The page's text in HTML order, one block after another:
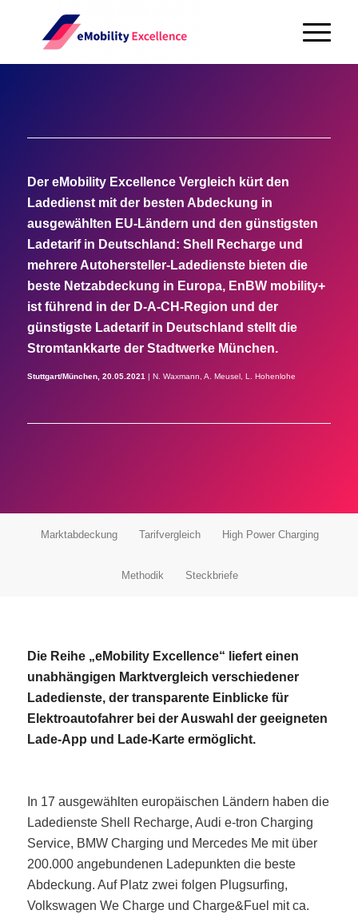
Der eMobility Excellence Vergleich kürt den
Ladedienst mit der besten Abdeckung in
ausgewählten EU-Ländern und den günstigsten
Ladetarif in Deutschland: Shell Recharge und
mehrere Autohersteller-Ladedienste bieten die
beste Netzabdeckung in Europa, EnBW mobility+
ist führend in der D-A-CH-Region und der
günstigste Ladetarif in Deutschland stellt die
Stromtankkarte der Stadtwerke München.
Stuttgart/München, 20.05.2021 | N. Waxmann, A. Meusel, L. Hohenlohe
Marktabdeckung Tarifvergleich High Power Charging
Methodik Steckbriefe
Die Reihe „eMobility Excellence“ liefert einen
unabhängigen Marktvergleich verschiedener
Ladedienste, der transparente Einblicke für
Elektroautofahrer bei der Auswahl der geeigneten
Lade-App und Lade-Karte ermöglicht.
In 17 ausgewählten europäischen Ländern haben die
Ladedienste Shell Recharge, Audi e-tron Charging
Service, BMW Charging und Mercedes Me mit über
200.000 angebundenen Ladepunkten die beste
Abdeckung. Auf Platz zwei folgen Plugsurfing,
Volkswagen We Charge und Charge&Fuel mit ca.